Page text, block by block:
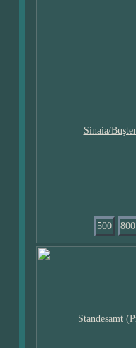
500
800